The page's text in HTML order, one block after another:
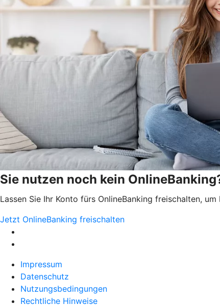
Sie nutzen noch kein
Lassen Sie Ihr Konto fürs OnlineBanking freischalten,
Jetzt OnlineBanking freischalten
Impressum
Datenschutz
Nutzungsbedingungen
Rechtliche Hinweise